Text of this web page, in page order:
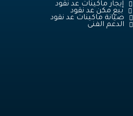
إيجار ماكينات عد نقود
بيع مكن عد نقود
صيانة ماكينات عد نقود
الدعم الفنى